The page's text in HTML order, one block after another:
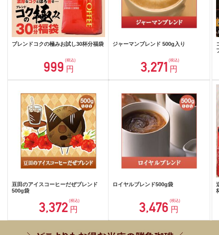
ブレンドコクの極みお試し30杯分福袋
999 円
(税込)
ジャーマンブレンド 500g入り
3,271 円
(税込)
豆田のアイスコーヒーだぜブレンド
500g袋
3,372 円
(税込)
ロイヤルブレンド500g袋
3,476 円
(税込)